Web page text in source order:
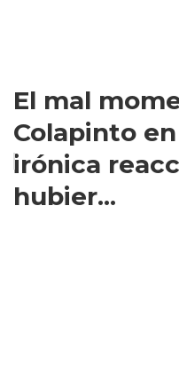
El mal
Colapinto
irónica
hubier...